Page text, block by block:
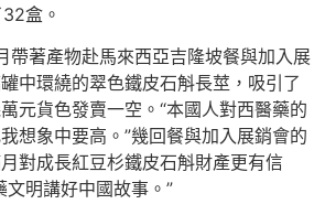
盒。
帶著產物赴馬來西亞吉隆坡餐與加入展
中環繞的翠色鐵皮石斛長莖，吸引了
元貨色發賣一空。“本國人對西醫藥的
想象中要高。”幾回餐與加入展銷會的
對成長紅豆杉鐵皮石斛財產更有信
文明講好中國故事。”